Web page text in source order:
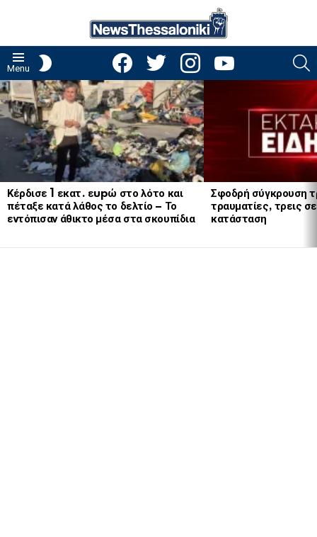
Menu
facebooktwitter instagramyoutube
LATEST
STORIES
Κέρδισε 1 εκατ. εupώ στο λότο και
πέταξε κατά λάθος το δελτίο – Το
εντόπισαν άθικτο μέσα στα σκουπίδια
Σφοδρή σύγκρουση
τραυματίες, τρεις
κατάσταση